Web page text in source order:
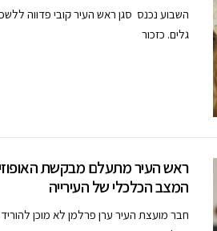
השבוע נכנס סגן ראש העיר קובי פדווה
גלים. כזכור
ראש העיר מתעלם מבקשת
המצב הכלכלי של העירייה
חבר מועצת העיר ערן פרלמן לא מוכן